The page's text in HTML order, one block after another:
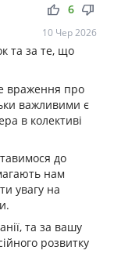
thumb_up thumb_down
6
10 Чер 2026
та за те, що
враження про
важливими є
в колективі
до
нам
увагу на
та за вашу
розвитку